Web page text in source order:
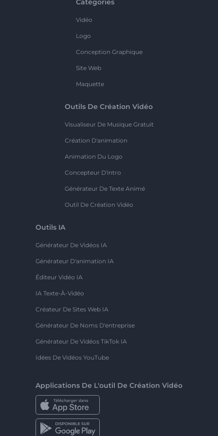
Catégories
Vidéo
Logo
Conception Graphique
Site Web
Maquette
Outils De Création Vidéo
Visualiseur De Musique Gratuit
Création D'animation
Animation Du Logo
Concepteur D'intro
Générateur De Texte Animé
Outil De Création Vidéo
Outils IA
Générateur De Vidéos IA
Générateur D'animation IA
Éditeur Vidéo IA
IA Texte-À-Vidéo
Créateur De Sites Web IA
Générateur De Noms D'entreprise
Générateur De Vidéos TikTok IA
Idées De Vidéos YouTube
Applications De L'outil De Création Vidéo